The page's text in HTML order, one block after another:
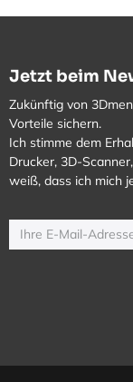
Jetzt beim
Zukünftig von
Vorteile sichern.
Ich stimme dem
Drucker, 3D-
weiß, dass ich mich